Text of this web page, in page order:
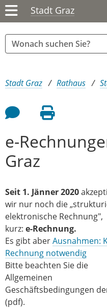
Stadt Graz
Sie sind hier:
Stadt Graz Rathaus
Feedback an Autor
Seite drucken
e-
Graz
Seit 1. Jänner 2020
wir nur noch die
elektronische Rechnung",
kurz: e-Rechnung.
Es gibt aberAusnahmen:
Rechnung notwendig
Bitte beachten Sie die
Allgemeinen
Geschäftsbedingungen
(pdf).